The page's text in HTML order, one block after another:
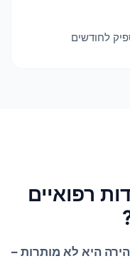
רפואיים
היא לא מותרות –